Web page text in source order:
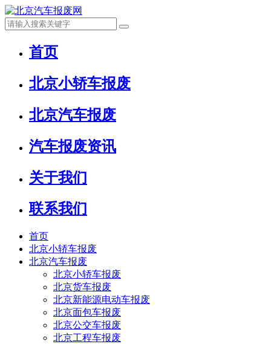
首页
北京小轿车报废
北京汽车报废
汽车报废资讯
关于我们
联系我们
首页
北京小轿车报废
北京汽车报废
北京小轿车报废
北京货车报废
北京新能源电动车报废
北京面包车报废
北京公交车报废
北京工程车报废